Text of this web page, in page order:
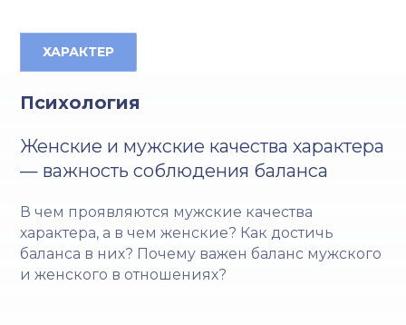
ХАРАКТЕР
Психология
Женские и мужские качества характера
— важность соблюдения баланса
В чем проявляются мужские качества
характера, а в чем женские? Как достичь
баланса в них? Почему важен баланс мужского
и женского в отношениях?